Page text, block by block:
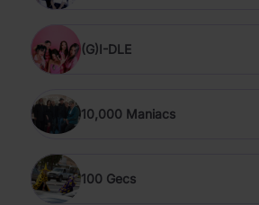
(G)I-DLE
10,000 Maniacs
100 Gecs